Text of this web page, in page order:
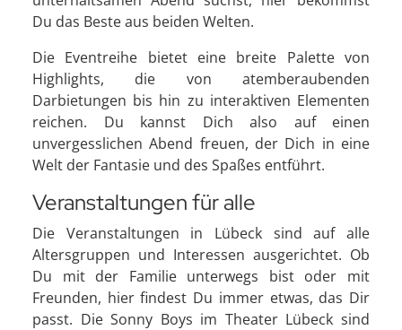
Du das Beste aus beiden Welten.
Die Eventreihe bietet eine breite Palette von
Highlights, die von atemberaubenden
Darbietungen bis hin zu interaktiven Elementen
reichen. Du kannst Dich also auf einen
unvergesslichen Abend freuen, der Dich in eine
Welt der Fantasie und des Spaßes entführt.
Veranstaltungen für alle
Die Veranstaltungen in Lübeck sind auf alle
Altersgruppen und Interessen ausgerichtet. Ob
Du mit der Familie unterwegs bist oder mit
Freunden, hier findest Du immer etwas, das Dir
passt. Die Sonny Boys im Theater Lübeck sind